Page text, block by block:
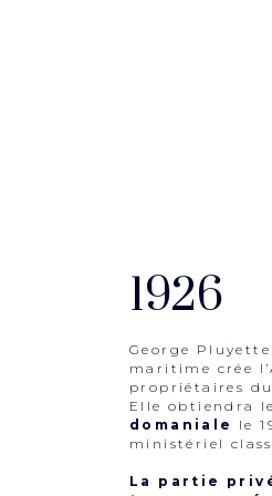
1926
George
maritime crée
propriétaires
Elle obtiendra
domaniale
le
ministériel
La partie